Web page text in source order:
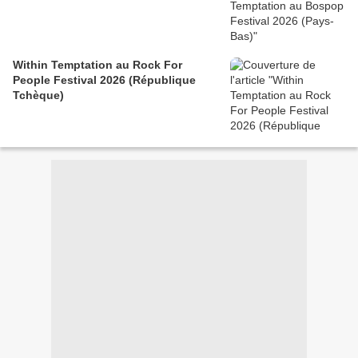
Within Temptation au Rock For
People Festival 2026 (République
Tchèque)